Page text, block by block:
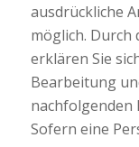
ausdrückliche
möglich. Durch
erklären Sie
Bearbeitung
nachfolgenden
Sofern eine